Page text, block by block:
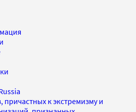
причастных к экстремизму и